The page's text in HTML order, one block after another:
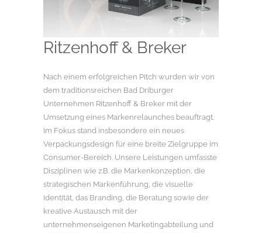
Ritzenhoff & Breker
Nach einem erfolgreichen Pitch wurden wir von
dem traditionsreichen Bad Driburger
Unternehmen Ritzenhoff & Breker mit der
Umsetzung eines Markenrelaunches beauftragt.
Im Fokus stand insbesondere ein neues
Verpackungsdesign für eine breite Zielgruppe im
Consumer-Bereich. Unsere Leistungen umfasste
Disziplinen wie z.B. die Markenkonzeption, die
strategischen Markenführung, die visuelle
Identität, das Branding, die Beratung sowie der
kreative Austausch mit der
unternehmenseigenen Marketingabteilung und